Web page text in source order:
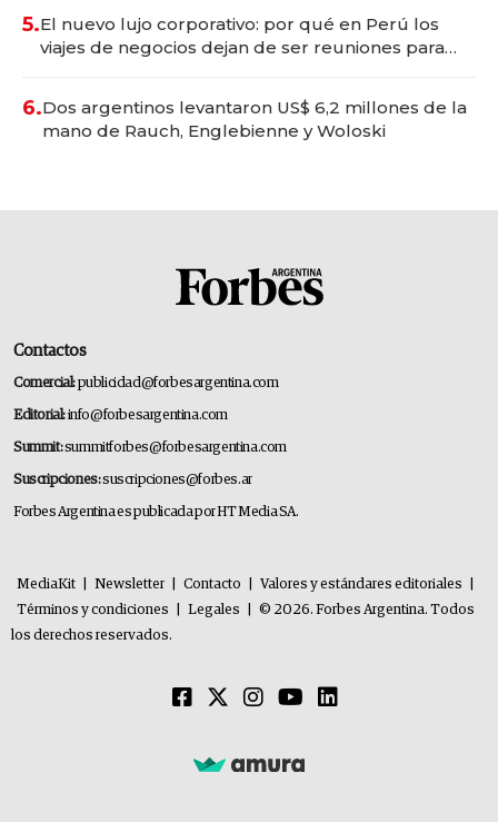
5.El nuevo lujo corporativo: por qué en Perú los
viajes de negocios dejan de ser reuniones para
6.Dos argentinos levantaron US$ 6,2 millones de la
mano de Rauch, Englebienne y Woloski
Contactos
Comercial:publicidad@forbesargentina.com
Editorial:info@forbesargentina.com
Summit:summitforbes@forbesargentina.com
Suscripciones:suscripciones@forbes.ar
Forbes Argentina es publicada por HT Media SA.
MediaKit Newsletter Contacto Valores y estándares editoriales
Términos y condiciones
Legales
© 2026. Forbes Argentina. Todos
los derechos reservados.